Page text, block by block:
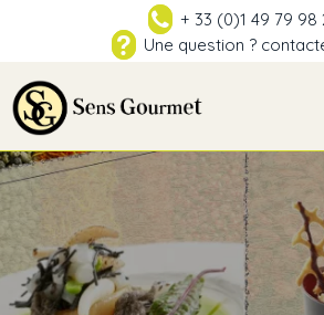
+ 33 (0)1 49 79 98
Une question ?